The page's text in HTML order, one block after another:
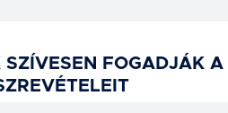
SZÍVESEN FOGADJÁK A